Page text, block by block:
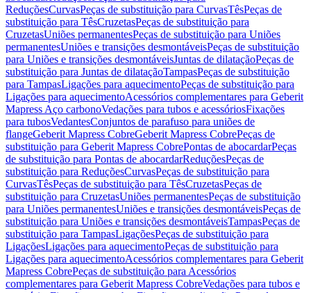
ReduçõesCurvasPeças de substituição para CurvasTêsPeças de
substituição para TêsCruzetasPeças de substituição para
CruzetasUniões permanentesPeças de substituição para Uniões
permanentesUniões e transições desmontáveisPeças de substituição
para Uniões e transições desmontáveisJuntas de dilataçãoPeças de
substituição para Juntas de dilataçãoTampasPeças de substituição
para TampasLigações para aquecimentoPeças de substituição para
Ligações para aquecimentoAcessórios complementares para Geberit
Mapress Aço carbonoVedações para tubos e acessóriosFixações
para tubosVedantesConjuntos de parafuso para uniões de
flangeGeberit Mapress CobreGeberit Mapress CobrePeças de
substituição para Geberit Mapress CobrePontas de abocardarPeças
de substituição para Pontas de abocardarReduçõesPeças de
substituição para ReduçõesCurvasPeças de substituição para
CurvasTêsPeças de substituição para TêsCruzetasPeças de
substituição para CruzetasUniões permanentesPeças de substituição
para Uniões permanentesUniões e transições desmontáveisPeças de
substituição para Uniões e transições desmontáveisTampasPeças de
substituição para TampasLigaçõesPeças de substituição para
LigaçõesLigações para aquecimentoPeças de substituição para
Ligações para aquecimentoAcessórios complementares para Geberit
Mapress CobrePeças de substituição para Acessórios
complementares para Geberit Mapress CobreVedações para tubos e